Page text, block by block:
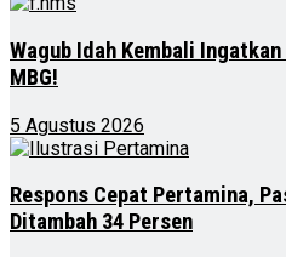
Wagub Idah Kembali Ingatkan
MBG!
5 Agustus 2026
Respons Cepat Pertamina,
Ditambah 34 Persen